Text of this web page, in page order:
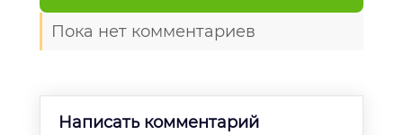
Пока нет комментариев
Написать комментарий